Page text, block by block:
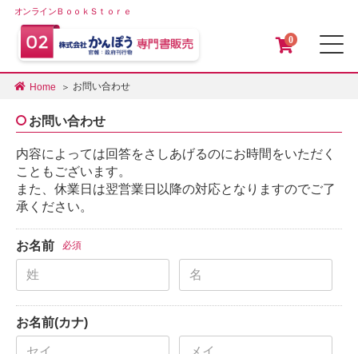
オンラインＢｏｏｋＳｔｏｒｅ
0
Home お問い合わせ
お問い合わせ
内容によっては回答をさしあげるのにお時間をいただく
こともございます。
また、休業日は翌営業日以降の対応となりますのでご了
承ください。
お名前 必須
お名前(カナ)